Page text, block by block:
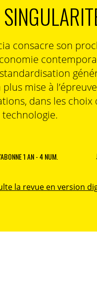
consacre son
mise à
dans les choix
1 AN - 4 NUM.
la revue en version